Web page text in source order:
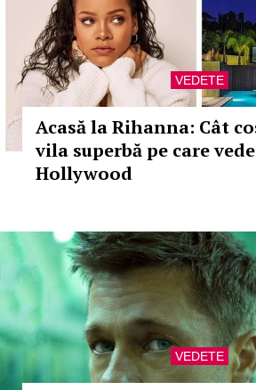
VEDETE
Acasă la Rihanna: Cât
vila superbă pe care
Hollywood
VEDETE